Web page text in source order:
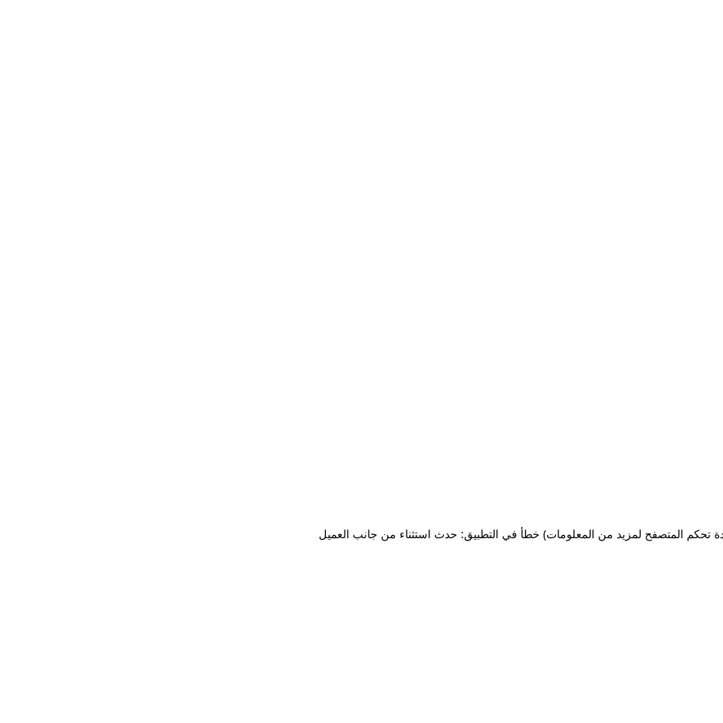
خطأ في التطبيق: حدث استثناء من جانب العميل تحكم المتصفح لمزيد من المعلومات)